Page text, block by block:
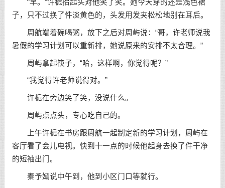
“早。”许栀抬起头对他笑了笑。她今天穿的还是浅色裙
子，只不过换了件淡黄色的，头发用发夹松松地别在耳后。
周航端着碗喝粥，放下之后对周屿说：“哥，许老师说我
暑假的学习计划可以重新排，她说原来的安排不太合理。”
周屿拿起筷子，“哈，这样啊，你觉得呢？”
“我觉得许老师说得对。”
许栀在旁边笑了笑，没说什么。
周屿点点头，专心吃自己的。
上午许栀在书房跟周航一起制定新的学习计划，周屿在
客厅看了会儿电视。快到十一点的时候他起身去换了件干净
的短袖出门。
秦予嫣说中午到，他到小区门口等就行。